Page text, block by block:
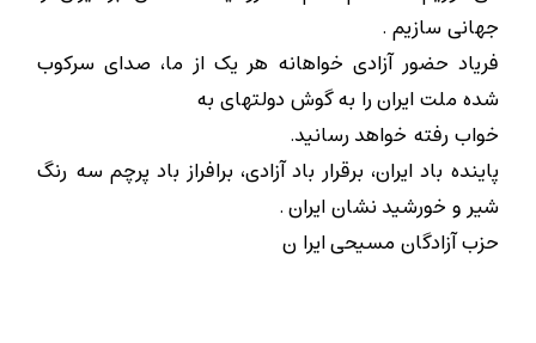
جهانی سازیم .
فریاد حضور آزادی خواهانه هر یک از ما، صدای سرکوب
شده ملت ایران را به گوش دولتهای به
خواب رفته خواهد رسانید.
پاینده باد ایران، برقرار باد آزادی، برافراز باد پرچم سه رنگ
شیر و خورشید نشان ایران .
حزب آزادگان مسیحی ایرا ن